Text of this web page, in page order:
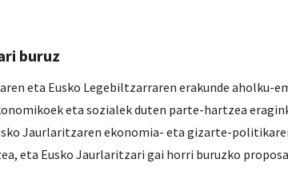
buruz
eta Eusko Legebiltzarraren erakunde aholku-
eta sozialek duten parte-hartzea
Jaurlaritzaren ekonomia- eta gizarte-
eta Eusko Jaurlaritzari gai horri buruzko